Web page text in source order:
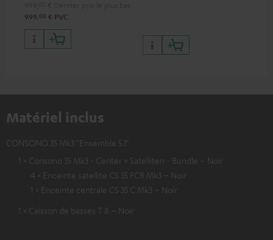
999, 00 € PVC
Matériel inclus
CONSONO 35 Mk3 "Ensemble 5.1"
1 × Consono 35 Mk3 - Center + Satelliten - Bundle – Noir
4 × Enceinte satellite CS 35 FCR Mk3 – Noir
1 × Enceinte centrale CS 35 C Mk3 – Noir
1 × Caisson de basses T 8 – Noir